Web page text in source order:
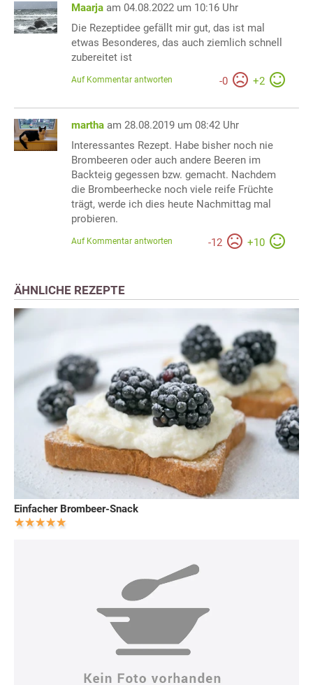
Maarja am 04.08.2022 um 10:16 Uhr
Die Rezeptidee gefällt mir gut, das ist mal
etwas Besonderes, das auch ziemlich schnell
zubereitet ist
-0 +2
Auf Kommentar antworten
martha am 28.08.2019 um 08:42 Uhr
Interessantes Rezept. Habe bisher noch nie
Brombeeren oder auch andere Beeren im
Backteig gegessen bzw. gemacht. Nachdem
die Brombeerhecke noch viele reife Früchte
trägt, werde ich dies heute Nachmittag mal
probieren.
-12 +10
Auf Kommentar antworten
ÄHNLICHE REZEPTE
Einfacher Brombeer-Snack